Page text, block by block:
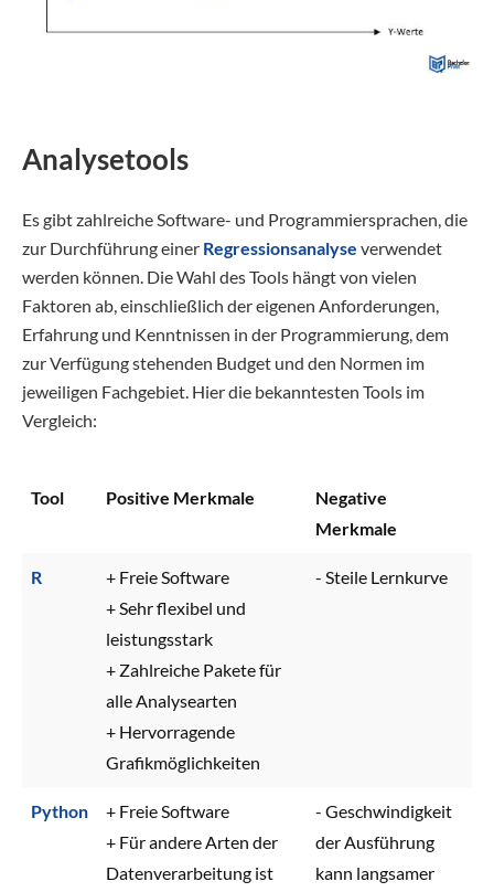
Analysetools
Es gibt zahlreiche Software- und Programmiersprachen, die
zur Durchführung einer Regressionsanalyse verwendet
werden können. Die Wahl des Tools hängt von vielen
Faktoren ab, einschließlich der eigenen Anforderungen,
Erfahrung und Kenntnissen in der Programmierung, dem
zur Verfügung stehenden Budget und den Normen im
jeweiligen Fachgebiet. Hier die bekanntesten Tools im
Vergleich:
Tool Positive Merkmale
Negative
Merkmale
R
+ Freie Software
+ Sehr flexibel und
leistungsstark
+ Zahlreiche Pakete für
alle Analysearten
+ Hervorragende
Grafikmöglichkeiten
- Steile Lernkurve
Python
+ Freie Software
+ Für andere Arten der
Datenverarbeitung ist
- Geschwindigkeit
der Ausführung
kann langsamer